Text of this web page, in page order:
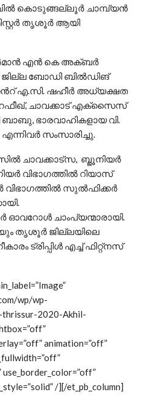
കൊടുങ്ങല്ലൂർ ചാമ്പ്യൻ
തൃശൂർ ആയി
എൻ കെ അക്ബർ
ബോഡി ബിൽഡിങ്
എ.സി. ഷഹീർ അധ്യക്ഷത
റഫീഖ്, ചാവക്കാട് എക്സൈസ്
ഭാരവാഹികളായ വി.
സംസാരിച്ചു.
ചാവക്കാട്സ, ബ്ജൂനിയർ
വിഭാഗത്തിൽ റിയാസ്
സുൽഫിക്കർ
ഓവറോൾ ചാംപ്യന്മാരായി.
തൃശൂർ ജില്ലയിലെ
ട്രിപ്പിൾ എച്ച് ഫിറ്റ്നസ്
wp/wp-
2020-Akhil-
animation=”off”
use_border_color=”off”
/][/et_pb_column]